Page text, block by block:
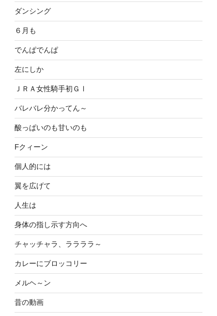
ダンシング
６月も
でんぱでんぱ
左にしか
ＪＲＡ女性騎手初ＧⅠ
バレバレ分かってん～
酸っぱいのも甘いのも
Fクィーン
個人的には
翼を広げて
人生は
身体の指し示す方向へ
チャッチャラ、ララララ～
カレーにブロッコリー
メルヘ～ン
昔の動画